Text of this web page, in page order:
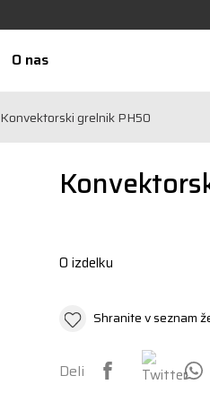
O nas
Konvektorski grelnik PH50
O izdelku
Shranite v seznam
Deli